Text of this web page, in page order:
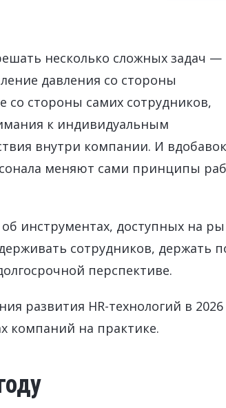
& AI Launchpad
несколько сложных задач —
давления со стороны
со стороны самих сотрудников,
к индивидуальным
внутри компании. И
меняют сами принципы
инструментах, доступных на
сотрудников, держать
перспективе.
развития HR-технологий в 2026
компаний на практике.